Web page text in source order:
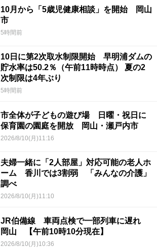
10月から「5歳児健康相談」を開始 岡山
市
5時間前
10日に第2次取水制限開始 早明浦ダムの
貯水率は50.2％（午前11時時点） 夏の2
次制限は4年ぶり
5時間前
市全体が子どもの遊び場 日曜・祝日に
保育園の園庭を開放 岡山・瀬戸内市
2026/8/10(月)11:16
夫婦一緒に「2人部屋」対応可能の老人ホ
ーム 香川では3割弱 「みんなの介護」
調べ
2026/8/10(月)11:10
JR伯備線 車両点検で一部列車に遅れ
岡山 【午前10時10分現在】
2026/8/10(月)10:36